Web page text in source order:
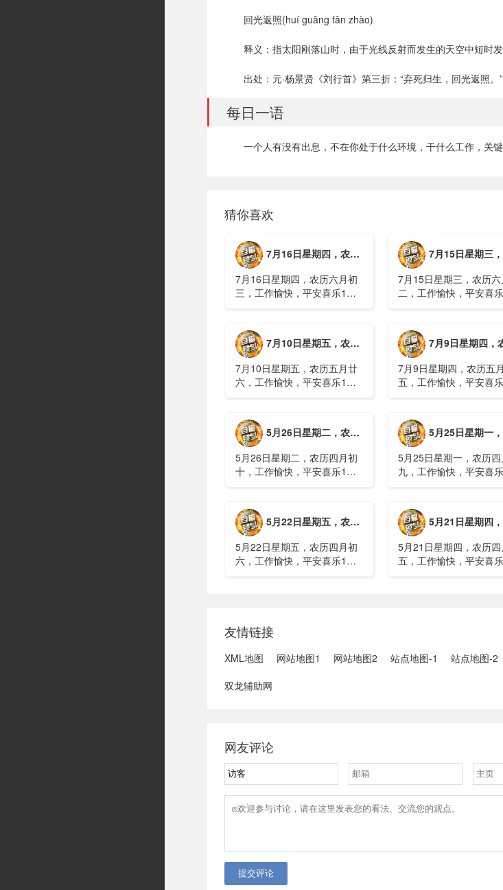
回光返照(huí guāng fǎn zhào)
释义：指太阳刚落山时，由于光线反射而发生的天空中短时
出处：元·杨景贤《刘行首》第三折：“弃死归生，回光返照。”
每日一语
一个人有没有出息，不在你处于什么环境，干什么工作，
猜你喜欢
7月16日星期四，农历六月初三，工作愉快，平安喜乐
7月16日星期四，农历六月初
三，工作愉快，平安喜乐1、
伊战争或升级，特朗普召集会
议讨论大规模进攻3、深圳一
商住楼加装......
7月15日星期三，农历六月初二，工作愉快，
7月15日星期三，农历六
二，工作愉快，平安喜
案2、全球首款实体瘤
细胞治疗走向临床，上海
医院开......
7月10日星期五，农历五月廿六，工作愉快，平安喜乐
7月10日星期五，农历五月廿
六，工作愉快，平安喜乐1、
山体滑坡：21名林场工人遇
难，年龄最长者近6旬3、近亿
元高标......
7月9日星期四，农历五月廿五，工作愉快，平安
7月9日星期四，农历五
五，工作愉快，平安喜
家科技进步一等奖！同济
为纳米制造铸就“精准标
四川宜宾高......
5月26日星期二，农历四月初十，工作愉快，平安喜乐
5月26日星期二，农历四月初
十，工作愉快，平安喜乐1、
15年2、神舟二十三号载人飞
船与空间站组合体完成自主快
速交会对接......
5月25日星期一，农历四月初九，工作愉快，
5月25日星期一，农历四
九，工作愉快，平安喜
接2、山洪等地质灾害风险
大，重庆永川连续暴雨
人失联，1人......
5月22日星期五，农历四月初六，工作愉快，平安喜乐
5月22日星期五，农历四月初
六，工作愉快，平安喜乐1、
3、司法部：......
5月21日星期四，农历四月初五，工作愉快，
5月21日星期四，农历四
五，工作愉快，平安喜
友情链接
XML地图 网站地图1 网站地图2 站点地图-1 站点地图-2
双龙辅助网
网友评论
提交评论